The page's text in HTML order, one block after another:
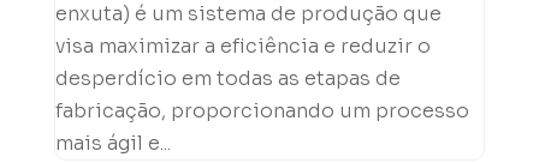
enxuta) é um sistema de produção que
visa maximizar a eficiência e reduzir o
desperdício em todas as etapas de
fabricação, proporcionando um processo
mais ágil e...